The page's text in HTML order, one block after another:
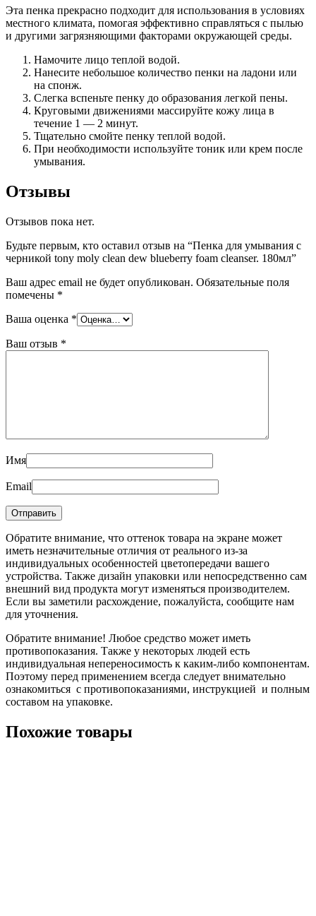
Эта пенка прекрасно подходит для использования в условиях
местного климата, помогая эффективно справляться с пылью
и другими загрязняющими факторами окружающей среды.
Намочите лицо теплой водой.
Нанесите небольшое количество пенки на ладони или
на спонж.
Слегка вспеньте пенку до образования легкой пены.
Круговыми движениями массируйте кожу лица в
течение 1 — 2 минут.
Тщательно смойте пенку теплой водой.
При необходимости используйте тоник или крем после
умывания.
Отзывы
Отзывов пока нет.
Будьте первым, кто оставил отзыв на “Пенка для умывания с
черникой tony moly clean dew blueberry foam cleanser. 180мл”
Ваш адрес email не будет опубликован. Обязательные поля
помечены *
Ваша оценка *
Ваш отзыв *
Имя
Email
Обратите внимание, что оттенок товара на экране может
иметь незначительные отличия от реального из-за
индивидуальных особенностей цветопередачи вашего
устройства. Также дизайн упаковки или непосредственно сам
внешний вид продукта могут изменяться производителем.
Если вы заметили расхождение, пожалуйста, сообщите нам
для уточнения.
Обратите внимание! Любое средство может иметь
противопоказания. Также у некоторых людей есть
индивидуальная непереносимость к каким-либо компонентам.
Поэтому перед применением всегда следует внимательно
ознакомиться с противопоказаниями, инструкцией и полным
составом на упаковке.
Похожие товары